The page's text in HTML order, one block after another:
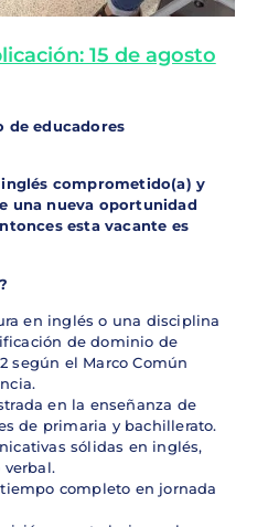
15 de agosto
de educadores
comprometido(a) y
una nueva oportunidad
esta vacante es
en inglés o una disciplina
de dominio de
según el Marco Común
en la enseñanza de
de primaria y bachillerato.
sólidas en inglés,
completo en jornada